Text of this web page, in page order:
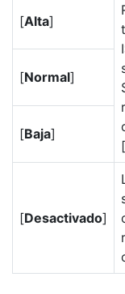
[Alta]
[
[Normal]
[Baja]
[Desactivado]